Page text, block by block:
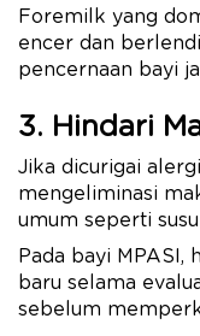
Foremilk yang
encer dan
pencernaan bayi
3. Hindari
Jika dicurigai
mengeliminasi
umum seperti
Pada bayi MPASI,
baru selama
sebelum